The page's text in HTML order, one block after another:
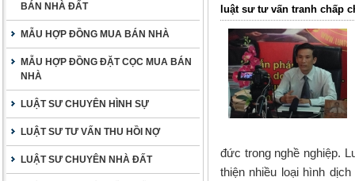
BÁN NHÀ ĐẤT
MẪU HỢP ĐỒNG MUA BÁN NHÀ
MẪU HỢP ĐỒNG ĐẶT CỌC MUA BÁN
NHÀ
LUẬT SƯ CHUYÊN HÌNH SỰ
LUẬT SƯ TƯ VẤN THU HỒI NỢ
LUẬT SƯ CHUYÊN NHÀ ĐẤT
luật sư tư vấn tranh chấp
đức trong nghề nghiệp.
thiện nhiều loại hình